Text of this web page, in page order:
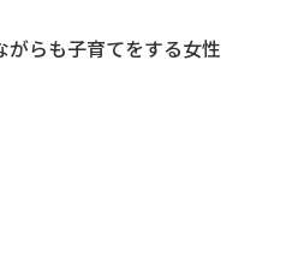
らも子育てをする女性